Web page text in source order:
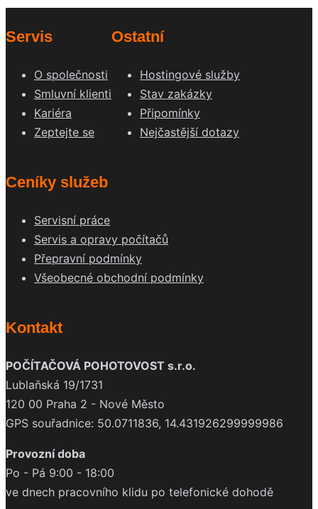
Servis
O společnosti
Smluvní klienti
Kariéra
Zeptejte se
Ostatní
Hostingové služby
Stav zakázky
Připomínky
Nejčastější dotazy
Ceníky služeb
Servisní práce
Servis a opravy počítačů
Přepravní podmínky
Všeobecné obchodní podmínky
Kontakt
POČÍTAČOVÁ POHOTOVOST s.r.o.
Lublaňská 19/1731
120 00 Praha 2 - Nové Město
GPS souřadnice: 50.0711836, 14.431926299999986
Provozní doba
Po - Pá 9:00 - 18:00
ve dnech pracovního klidu po telefonické dohodě